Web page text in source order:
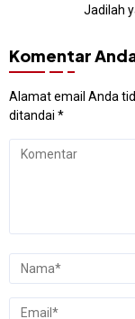
Jadilah
Komentar
Alamat email Anda
ditandai *